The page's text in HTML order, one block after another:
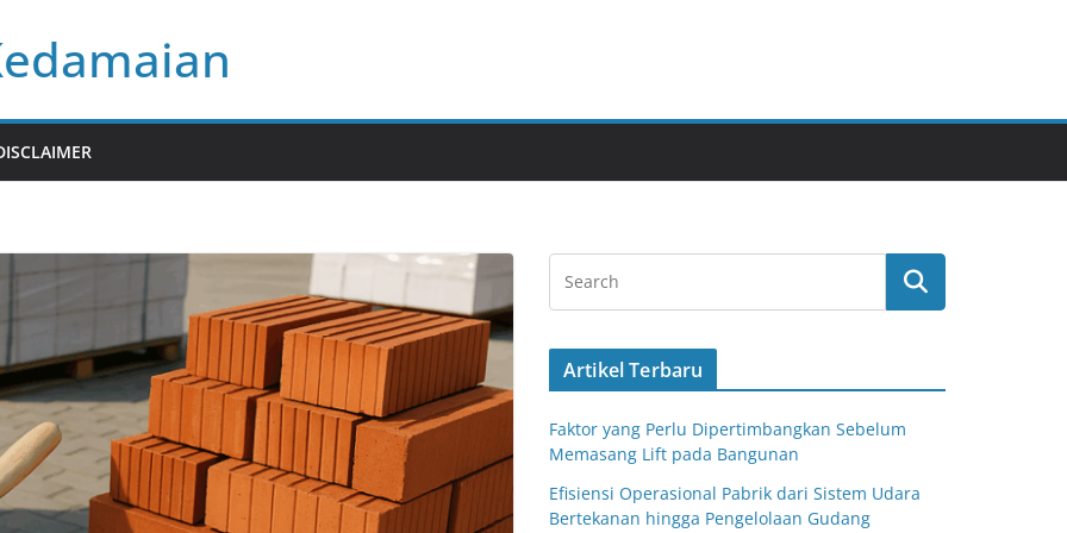
Artikel Terbaru
Faktor yang Perlu Dipertimbangkan Sebelum
Memasang Lift pada Bangunan
Efisiensi Operasional Pabrik dari Sistem Udara
Bertekanan hingga Pengelolaan Gudang